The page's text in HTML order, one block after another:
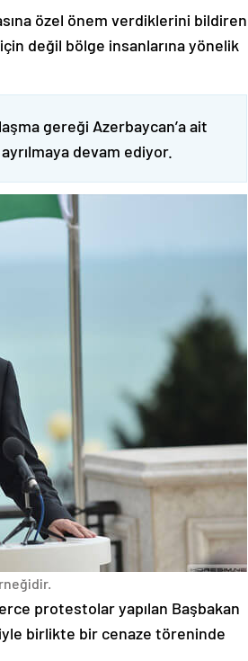
özel önem verdiklerini bildiren
değil bölge insanlarına yönelik
gereği Azerbaycan’a ait
devam ediyor.
protestolar yapılan Başbakan
birlikte bir cenaze töreninde